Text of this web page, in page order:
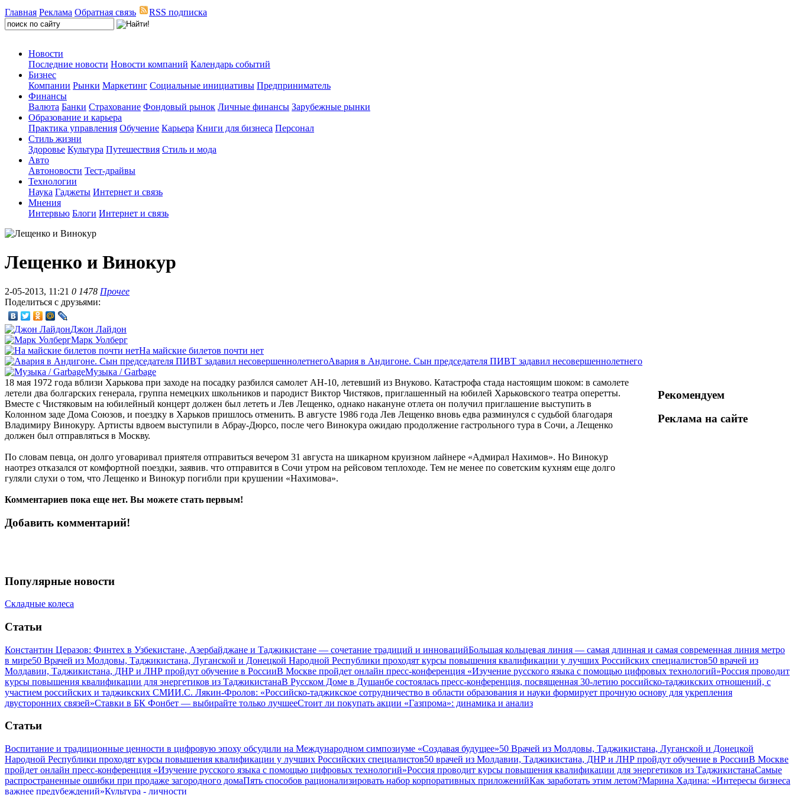
Главная Реклама Обратная связь RSS подписка
Новости
Последние новости Новости компаний Календарь событий
Бизнес
Компании Рынки Маркетинг Социальные инициативы Предприниматель
Финансы
Валюта Банки Страхование Фондовый рынок Личные финансы Зарубежные рынки
Образование и карьера
Практика управления Обучение Карьера Книги для бизнеса Персонал
Стиль жизни
Здоровье Культура Путешествия Стиль и мода
Авто
Автоновости Тест-драйвы
Технологии
Наука Гаджеты Интернет и связь
Мнения
Интервью Блоги Интернет и связь
Лещенко и Винокур
2-05-2013, 11:21 0 1478 Прочее
Поделиться с друзьями:
Джон Лайдон
Марк Уолберг
На майские билетов почти нет
Авария в Андигоне. Сын председателя ПИВТ задавил несовершеннолетнего
Музыка / Garbage
18 мая 1972 года вблизи Харькова при заходе на посадку разбился самолет АН-10, летевший из Внуково. Катастрофа стада настоящим шоком: в самолете
летели два болгарских генерала, группа немецких школьников и пародист Виктор Чистяков, приглашенный на юбилей Харьковского театра оперетты.
Вместе с Чистяковым на юбилейный концерт должен был лететь и Лев Лещенко, однако накануне отлета он получил приглашение выступить в
Колонном заде Дома Союзов, и поездку в Харьков пришлось отменить. В августе 1986 года Лев Лещенко вновь едва разминулся с судьбой благодаря
Владимиру Винокуру. Артисты вдвоем выступили в Абрау-Дюрсо, после чего Винокура ожидаю продолжение гастрольного тура в Сочи, а Лещенко
должен был отправляться в Москву.
По словам певца, он долго уговаривал приятеля отправиться вечером 31 августа на шикарном круизном лайнере «Адмирал Нахимов». Но Винокур
наотрез отказался от комфортной поездки, заявив. что отправится в Сочи утром на рейсовом теплоходе. Тем не менее по советским кухням еще долго
гуляли слухи о том, что Лещенко и Винокур погибли при крушении «Нахимова».
Комментариев пока еще нет. Вы можете стать первым!
Добавить комментарий!
Рекомендуем
Реклама на сайте
Популярные новости
Складные колеса
Статьи
Константин Церазов: Финтех в Узбекистане, Азербайджане и Таджикистане — сочетание традиций и инновацийБольшая кольцевая линия — самая длинная и самая современная линия метро
в мире50 Врачей из Молдовы, Таджикистана, Луганской и Донецкой Народной Республики проходят курсы повышения квалификации у лучших Российских специалистов50 врачей из
Молдавии, Таджикистана, ДНР и ЛНР пройдут обучение в РоссииВ Москве пройдет онлайн пресс-конференция «Изучение русского языка с помощью цифровых технологий»Россия проводит
курсы повышения квалификации для энергетиков из ТаджикистанаВ Русском Доме в Душанбе состоялась пресс-конференция, посвященная 30-летию российско-таджикских отношений, с
участием российских и таджикских СМИИ.С. Лякин-Фролов: «Российско-таджикское сотрудничество в области образования и науки формирует прочную основу для укрепления
двусторонних связей»Ставки в БК Фонбет — выбирайте только лучшееСтоит ли покупать акции «Газпрома»: динамика и анализ
Статьи
Воспитание и традиционные ценности в цифровую эпоху обсудили на Международном симпозиуме «Создавая будущее»50 Врачей из Молдовы, Таджикистана, Луганской и Донецкой
Народной Республики проходят курсы повышения квалификации у лучших Российских специалистов50 врачей из Молдавии, Таджикистана, ДНР и ЛНР пройдут обучение в РоссииВ Москве
пройдет онлайн пресс-конференция «Изучение русского языка с помощью цифровых технологий»Россия проводит курсы повышения квалификации для энергетиков из ТаджикистанаСамые
распространенные ошибки при продаже загородного домаПять способов рационализировать набор корпоративных приложенийКак заработать этим летом?Марина Хадина: «Интересы бизнеса
важнее предубеждений»Культура - личности